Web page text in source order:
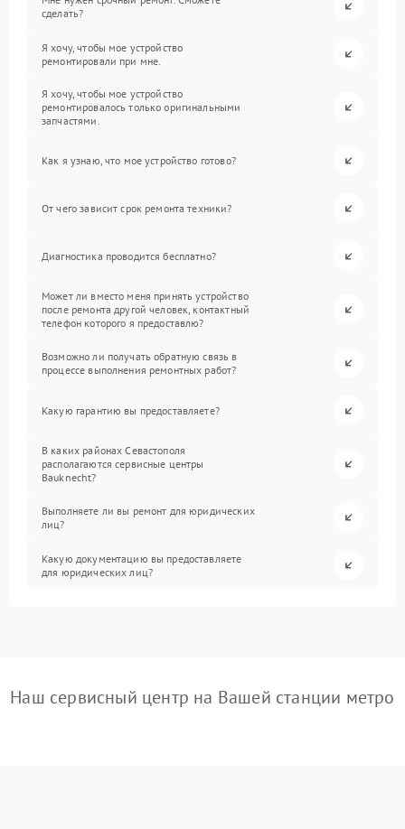
сделать?
Я хочу, чтобы мое устройство
ремонтировали при мне.
Я хочу, чтобы мое устройство
ремонтировалось только оригинальными
запчастями.
Как я узнаю, что мое устройство готово?
От чего зависит срок ремонта техники?
Диагностика проводится бесплатно?
Может ли вместо меня принять устройство
после ремонта другой человек, контактный
телефон которого я предоставлю?
Возможно ли получать обратную связь в
процессе выполнения ремонтных работ?
Какую гарантию вы предоставляете?
В каких районах Севастополя
располагаются сервисные центры
Bauknecht?
Выполняете ли вы ремонт для юридических
лиц?
Какую документацию вы предоставляете
для юридических лиц?
Наш сервисный центр на Вашей станции метро